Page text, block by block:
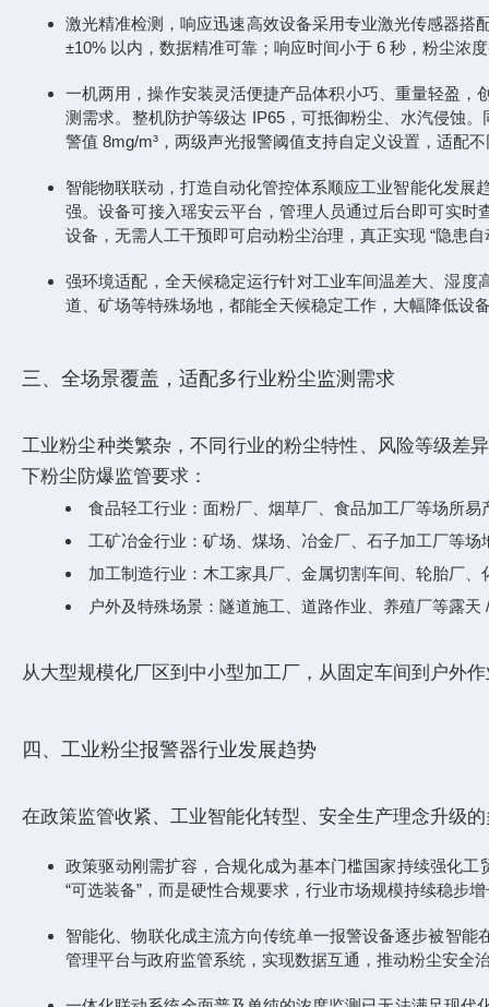
激光精准检测，响应迅速高效设备采用专业激光传感器搭
±10% 以内，数据精准可靠；响应时间小于 6 秒，粉尘浓
一机两用，操作安装灵活便捷产品体积小巧、重量轻盈
测需求。整机防护等级达 IP65，可抵御粉尘、水汽侵蚀
警值 8mg/m³，两级声光报警阈值支持自定义设置，适配
智能物联联动，打造自动化管控体系顺应工业智能化发展
强。设备可接入瑶安云平台，管理人员通过后台即可实
设备，无需人工干预即可启动粉尘治理，真正实现 “隐患
强环境适配，全天候稳定运行针对工业车间温差大、湿
道、矿场等特殊场地，都能全天候稳定工作，大幅降低设
三、全场景覆盖，适配多行业粉尘监测需求
工业粉尘种类繁杂，不同行业的粉尘特性、风险等级差
下粉尘防爆监管要求：
食品轻工行业：面粉厂、烟草厂、食品加工厂等场所
工矿冶金行业：矿场、煤场、冶金厂、石子加工厂等
加工制造行业：木工家具厂、金属切割车间、轮胎厂
户外及特殊场景：隧道施工、道路作业、养殖厂等露
从大型规模化厂区到中小型加工厂，从固定车间到户外
四、工业粉尘报警器行业发展趋势
在政策监管收紧、工业智能化转型、安全生产理念升级
政策驱动刚需扩容，合规化成为基本门槛国家持续强化
“可选装备”，而是硬性合规要求，行业市场规模持续稳步
智能化、物联化成主流方向传统单一报警设备逐步被智
管理平台与政府监管系统，实现数据互通，推动粉尘安全